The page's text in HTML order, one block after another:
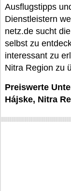
Ausflugstipps
Dienstleistern
netz.de sucht
selbst zu
interessant zu
Nitra Region zu
Preiswerte
Hájske, Nitra